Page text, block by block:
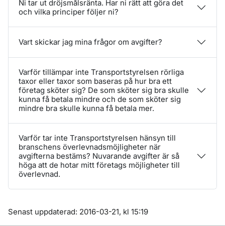
Ni tar ut dröjsmålsränta. Har ni rätt att göra det
och vilka principer följer ni?
Vart skickar jag mina frågor om avgifter?
Varför tillämpar inte Transportstyrelsen rörliga
taxor eller taxor som baseras på hur bra ett
företag sköter sig? De som sköter sig bra skulle
kunna få betala mindre och de som sköter sig
mindre bra skulle kunna få betala mer.
Varför tar inte Transportstyrelsen hänsyn till
branschens överlevnadsmöjligheter när
avgifterna bestäms? Nuvarande avgifter är så
höga att de hotar mitt företags möjligheter till
överlevnad.
Om sidan
Senast uppdaterad: 2016-03-21, kl 15:19